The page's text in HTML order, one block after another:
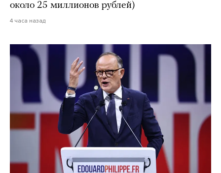
около 25 миллионов рублей)
4 часа назад